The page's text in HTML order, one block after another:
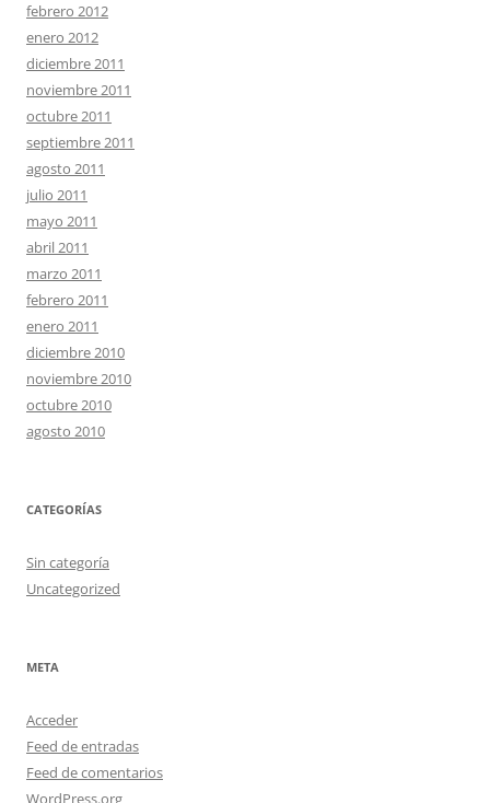
febrero 2012
enero 2012
diciembre 2011
noviembre 2011
octubre 2011
septiembre 2011
agosto 2011
julio 2011
mayo 2011
abril 2011
marzo 2011
febrero 2011
enero 2011
diciembre 2010
noviembre 2010
octubre 2010
agosto 2010
CATEGORÍAS
Sin categoría
Uncategorized
META
Acceder
Feed de entradas
Feed de comentarios
WordPress.org